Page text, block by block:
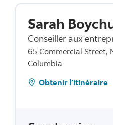
Sarah
Conseiller aux
65 Commercial Street,
Columbia
Obtenir l’itinéraire